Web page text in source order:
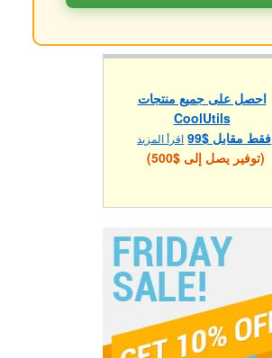
احصل على جميع منتجات
CoolUtils
فقط مقابل $99
اقرأ المزيد
(توفير يصل إلى $500)